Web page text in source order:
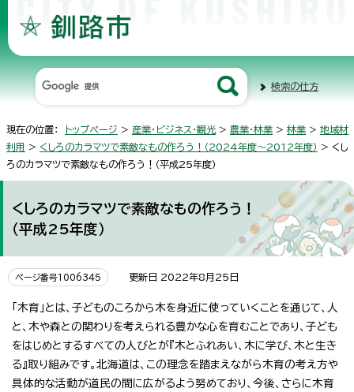
検索の仕方
現在の位置： トップページ > 産業・ビジネス・観光 > 農業・林業 > 林業 > 地域材
利用
> くしろのカラマツで素敵なもの作ろう！（2024年度～2012年度） > くし
ろのカラマツで素敵なもの作ろう！（平成25年度）
くしろのカラマツで素敵なもの作ろう！
（平成25年度）
ページ番号1006345 更新日 2022年8月25日
「木育」とは、子どものころから木を身近に使っていくことを通じて、人
と、木や森との関わりを考えられる豊かな心を育むことであり、子ども
をはじめとするすべての人びとが『木とふれあい、木に学び、木と生き
る』取り組みです。北海道は、この理念を踏まえながら木育の考え方や
具体的な活動が道民の間に広がるよう努めており、今後、さらに木育